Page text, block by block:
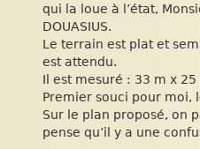
qui la loue à l’état,
DOUASIUS.
Le terrain est plat et
est attendu.
Il est mesuré : 33 m x
Premier souci pour
Sur le plan proposé, on
pense qu’il y a une